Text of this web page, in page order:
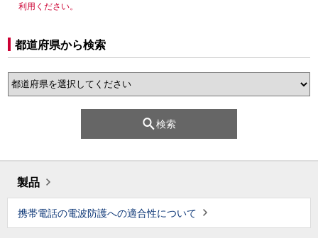
利用ください。
都道府県から検索
検索
製品
携帯電話の電波防護への適合性について